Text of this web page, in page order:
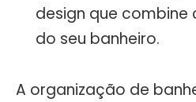
design que
do seu banheiro.
A organização de